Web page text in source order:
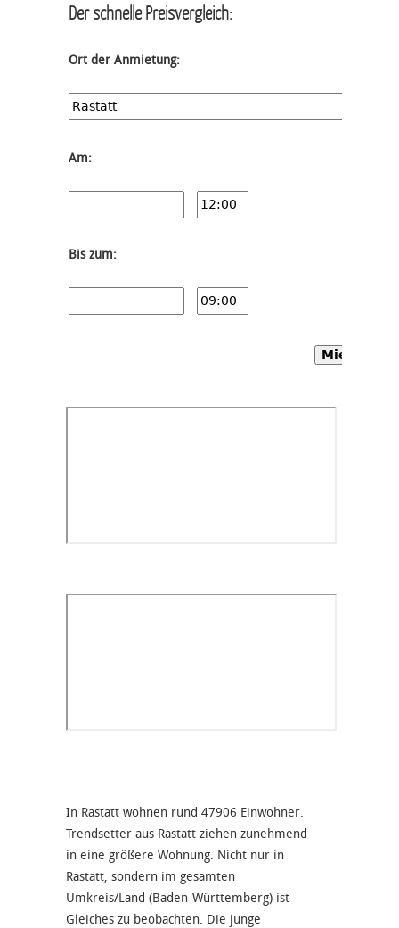
Der schnelle Preisvergleich:
Ort der Anmietung:
Am:
Bis zum:
In Rastatt wohnen rund 47906 Einwohner.
Trendsetter aus Rastatt ziehen zunehmend
in eine größere Wohnung. Nicht nur in
Rastatt, sondern im gesamten
Umkreis/Land (Baden-Württemberg) ist
Gleiches zu beobachten. Die junge